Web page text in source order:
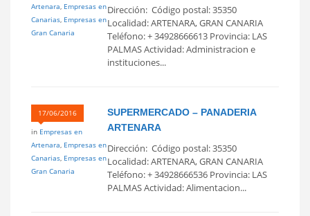
Artenara, Empresas en
Canarias, Empresas en
Gran Canaria
Dirección: Código postal: 35350
Localidad: ARTENARA, GRAN CANARIA
Teléfono: + 34928666613 Provincia: LAS
PALMAS Actividad: Administracion e
instituciones...
17/06/2016
in Empresas en
Artenara, Empresas en
Canarias, Empresas en
Gran Canaria
SUPERMERCADO – PANADERIA
ARTENARA
Dirección: Código postal: 35350
Localidad: ARTENARA, GRAN CANARIA
Teléfono: + 34928666536 Provincia: LAS
PALMAS Actividad: Alimentacion...